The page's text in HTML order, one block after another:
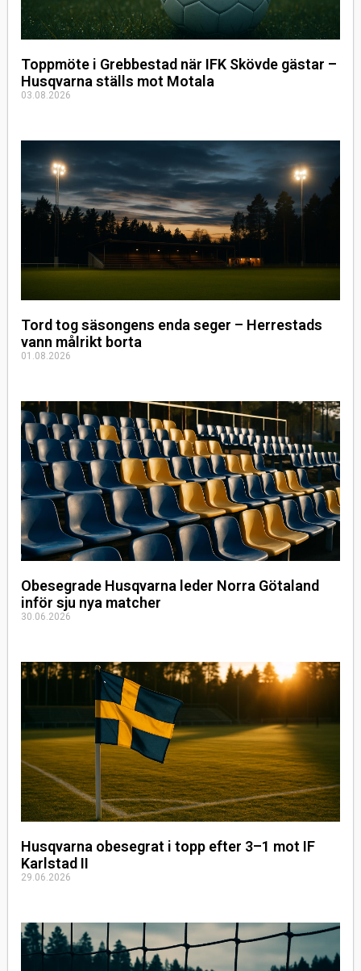
Toppmöte i Grebbestad när IFK Skövde gästar –
Husqvarna ställs mot Motala
03.08.2026
Tord tog säsongens enda seger – Herrestads
vann målrikt borta
01.08.2026
Obesegrade Husqvarna leder Norra Götaland
inför sju nya matcher
30.06.2026
Husqvarna obesegrat i topp efter 3–1 mot IF
Karlstad II
29.06.2026